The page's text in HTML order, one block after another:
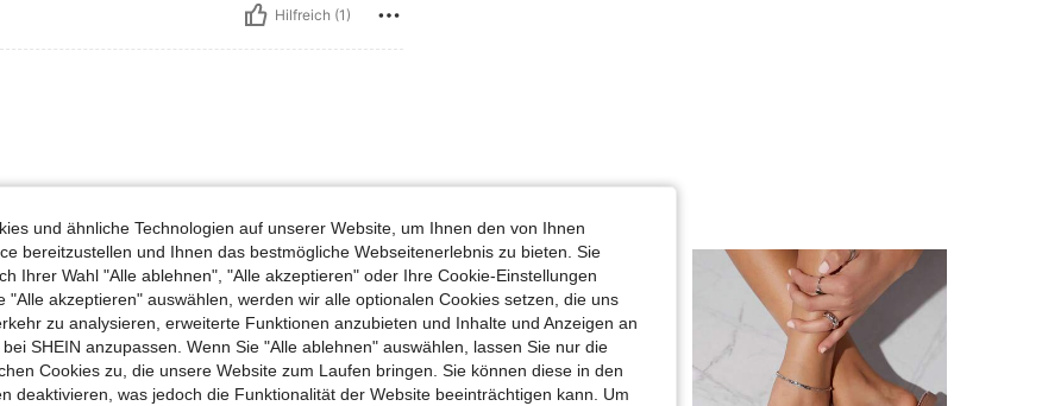
Hilfreich (1)
Angeschaut
und ähnliche Technologien auf unserer Website, um Ihnen den von Ihnen
bereitzustellen und Ihnen das bestmögliche Webseitenerlebnis zu bieten. Sie
Ihrer Wahl "Alle ablehnen", "Alle akzeptieren" oder Ihre Cookie-Einstellungen
"Alle akzeptieren" auswählen, werden wir alle optionalen Cookies setzen, die uns
zu analysieren, erweiterte Funktionen anzubieten und Inhalte und Anzeigen an
SHEIN anzupassen. Wenn Sie "Alle ablehnen" auswählen, lassen Sie nur die
Cookies zu, die unsere Website zum Laufen bringen. Sie können diese in den
deaktivieren, was jedoch die Funktionalität der Website beeinträchtigen kann. Um